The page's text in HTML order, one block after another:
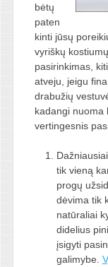
bėtų
paten
kinti jūsų
vyriškų
pasirinkimas,
atveju, jeigu
drabužių
kadangi nuoma
vertingesnis
tik vieną
progų
dėvima tik
natūraliai
didelius
įsigyti
galimybe.